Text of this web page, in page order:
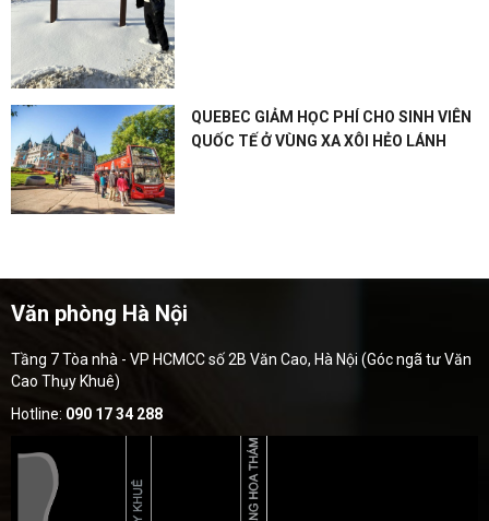
QUEBEC GIẢM HỌC PHÍ CHO SINH VIÊN
QUỐC TẾ Ở VÙNG XA XÔI HẺO LÁNH
Văn phòng Hà Nội
Tầng 7 Tòa nhà - VP HCMCC số 2B Văn Cao, Hà Nội (Góc ngã tư Văn
Cao Thụy Khuê)
Hotline: 090 17 34 288